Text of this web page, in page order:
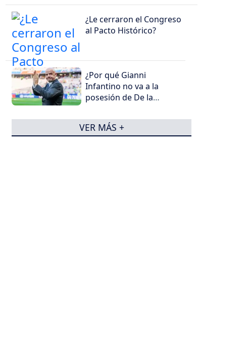
¿Le cerraron el Congreso
al Pacto Histórico?
¿Por qué Gianni
Infantino no va a la
posesión de De la
VER MÁS +